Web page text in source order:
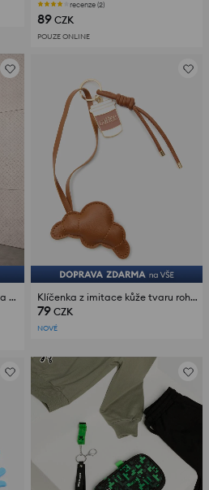
recenze (2)
89 CZK
POUZE ONLINE
Klíčenka s chlupatým ocasem a přívěskem ve tvaru srdce Klíčenka z imitace kůže tvaru rohlíku
79 CZK
NOVÉ